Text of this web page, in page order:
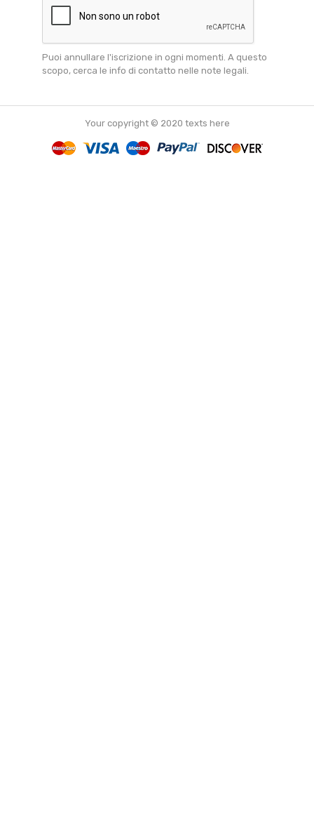
Puoi annullare l'iscrizione in ogni momenti. A questo
scopo, cerca le info di contatto nelle note legali.
Your copyright © 2020 texts here